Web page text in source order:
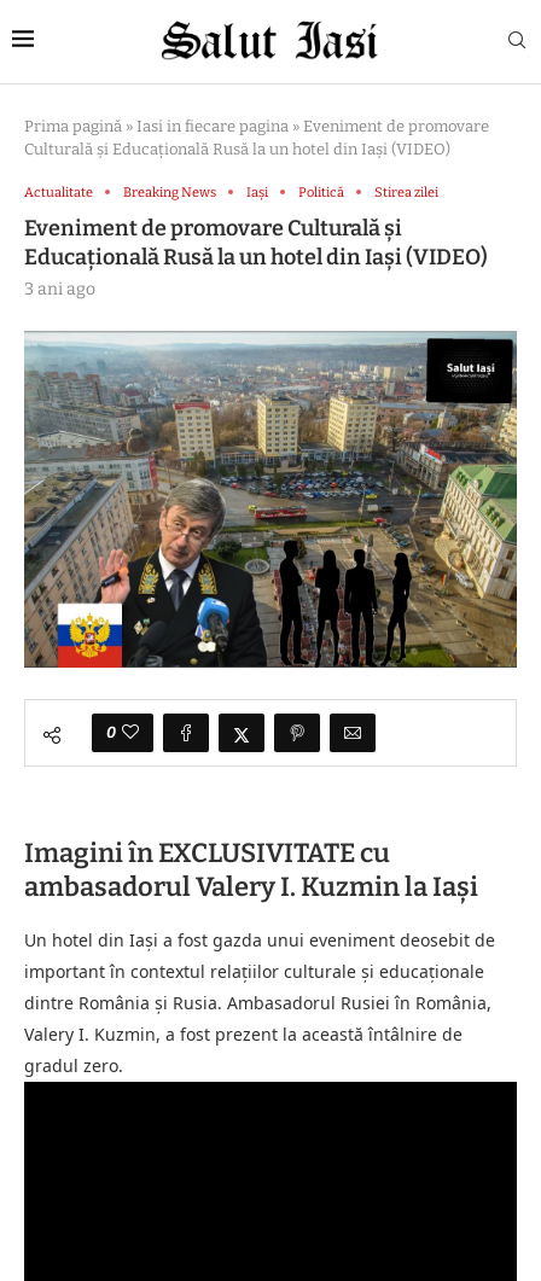
Prima pagină » Iasi in fiecare pagina » Eveniment de promovare
Culturală și Educațională Rusă la un hotel din Iași (VIDEO)
Actualitate Breaking News Iași Politică Stirea zilei
Eveniment de promovare Culturală și
Educațională Rusă la un hotel din Iași (VIDEO)
3 ani ago
0
Imagini în EXCLUSIVITATE cu
ambasadorul Valery I. Kuzmin la Iași
Un hotel din Iași a fost gazda unui eveniment deosebit de
important în contextul relațiilor culturale și educaționale
dintre România și Rusia. Ambasadorul Rusiei în România,
Valery I. Kuzmin, a fost prezent la această întâlnire de
gradul zero.